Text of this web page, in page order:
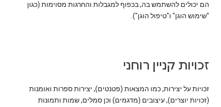
הם יכולים להשתמש בה, בכפוף למגבלות והחרגות מסוימות (כגון
"שימוש הוגן" ו"טיפול הוגן").
זכויות קניין רוחני
זכויות על יצירות, כמו המצאות (פטנטים), יצירות ספרות ואומנות
(זכויות יוצרים), עיצובים (מדגמים) וכן סמלים, שמות ותמונות